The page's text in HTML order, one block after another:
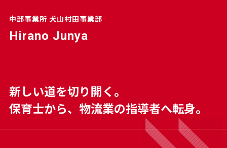
中部事業所 犬山村田事業部
Hirano Junya
新しい道を切り開く。
保育士から、物流業の指導者へ転身。